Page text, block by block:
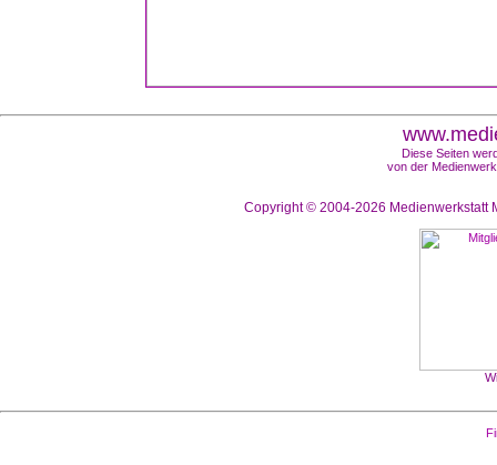
Diese Seiten
von der
Copyright © 2004-2026 Medienwerkstatt